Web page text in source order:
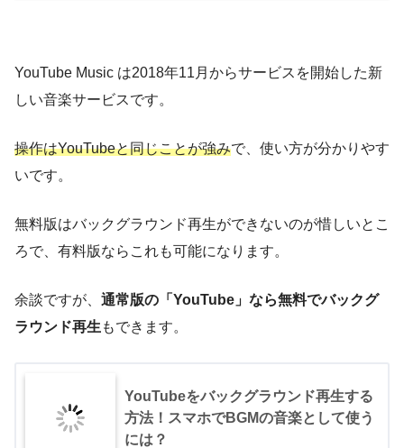
YouTube Music は2018年11月からサービスを開始した新
しい音楽サービスです。
操作はYouTubeと同じことが強みで、使い方が分かりやす
いです。
無料版はバックグラウンド再生ができないのが惜しいとこ
ろで、有料版ならこれも可能になります。
余談ですが、 通常版の「YouTube」なら無料でバックグ
ラウンド再生 もできます。
YouTubeをバックグラウンド再生する
方法！スマホでBGMの音楽として使う
には？